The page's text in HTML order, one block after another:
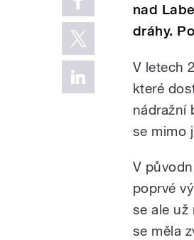
nad
dráhy.
V letech
které
nádražní
se mimo
V
poprvé
se ale už
se měla